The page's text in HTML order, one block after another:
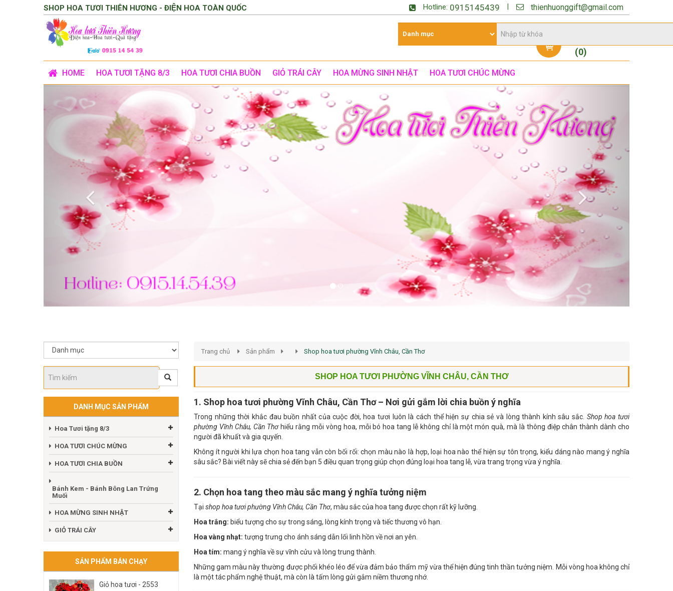
SHOP HOA TƯƠI THIÊN HƯƠNG - ĐIỆN HOA TOÀN QUỐC Hotline: 0915145439 thienhuonggift@gmail.com
(0)
HOME HOA TƯƠI TẶNG 8/3 HOA TƯƠI CHIA BUỒN GIỎ TRÁI CÂY HOA MỪNG SINH NHẬT HOA TƯƠI CHÚC MỪNG
Previous
DANH MỤC SẢN PHẨM
Hoa Tươi tặng 8/3
HOA TƯƠI CHÚC MỪNG
HOA TƯƠI CHIA BUỒN
Bánh Kem - Bánh Bông Lan Trứng
Muối
HOA MỪNG SINH NHẬT
GIỎ TRÁI CÂY
SẢN PHẨM BÁN CHẠY
Giỏ hoa tươi - 2553
Trang chủ Sản phẩm Shop hoa tươi phường Vĩnh Châu, Cần Thơ
SHOP HOA TƯƠI PHƯỜNG VĨNH CHÂU, CẦN THƠ
1. Shop hoa tươi phường Vĩnh Châu, Cần Thơ – Nơi gửi gắm lời chia buồn ý nghĩa
Trong những thời khắc đau buồn nhất của cuộc đời, hoa tươi luôn là cách thể hiện sự chia sẻ và lòng thành kính sâu sắc. Shop hoa tươi
phường Vĩnh Châu, Cần Thơhiểu rằng mỗi vòng hoa, mỗi bó hoa tang lễ không chỉ là một món quà, mà là thông điệp chân thành dành cho
người đã khuất và gia quyến.
Không ít người khi lựa chọn hoa tang vẫn còn bối rối: chọn màu nào là hợp, loại hoa nào thể hiện sự tôn trọng, kiểu dáng nào mang ý nghĩa
sâu sắc? Bài viết này sẽ chia sẻ đến bạn 5 điều quan trọng giúp chọn đúng loại hoa tang lễ, vừa trang trọng vừa ý nghĩa.
2. Chọn hoa tang theo màu sắc mang ý nghĩa tưởng niệm
Tại shop hoa tươi phường Vĩnh Châu, Cần Thơ, màu sắc của hoa tang được chọn rất kỹ lưỡng.
Hoa trắng: biểu tượng cho sự trong sáng, lòng kính trọng và tiếc thương vô hạn.
Hoa vàng nhạt: tượng trưng cho ánh sáng dẫn lối linh hồn về nơi an yên.
Hoa tím: mang ý nghĩa về sự vĩnh cửu và lòng trung thành.
Những gam màu này thường được phối khéo léo để vừa đảm bảo thẩm mỹ vừa thể hiện đúng tinh thần tưởng niệm. Mỗi vòng hoa không chỉ
là một tác phẩm nghệ thuật, mà còn là tấm lòng gửi gắm niềm thương nhớ.